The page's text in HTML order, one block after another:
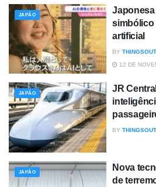
JAPÃO
simbólico
artificial
BY THINGSOUT
12 DE
JAPÃO
JR
BY THINGSOUT
JAPÃO
Nova
de